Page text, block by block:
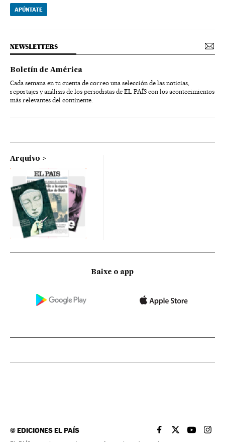
APÚNTATE
NEWSLETTERS
Boletín de América
Cada semana en tu cuenta de correo una selección de las noticias,
reportajes y análisis de los periodistas de EL PAÍS con los acontecimientos
más relevantes del continente.
Arquivo
Baixe o app
©EDICIONES EL PAÍS EL PAÍS BRASIL EN
EL PAÍSEL PAÍS
EL